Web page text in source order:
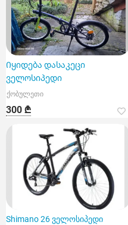
Იყიდება დასაკეცი
ველოსიპედი
ქობულეთი
300 ₾
Shimano 26 ველოსიპედი